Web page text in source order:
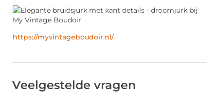
https://myvintageboudoir.nl/
Veelgestelde vragen